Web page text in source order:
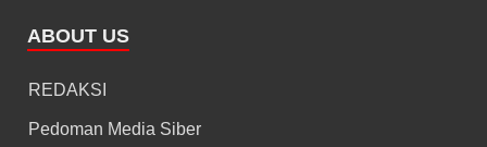
ABOUT US
REDAKSI
Pedoman Media Siber